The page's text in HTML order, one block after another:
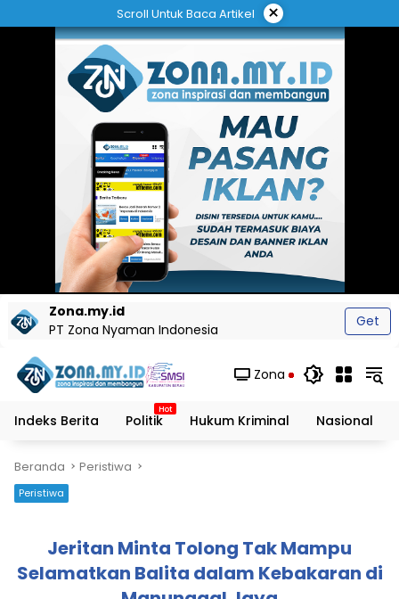
ke
Scroll Untuk Baca Artikel ×
Zona.my.id
PT Zona Nyaman Indonesia
Get
Zona
Indeks Berita Politik Hukum Kriminal Nasional
Beranda Peristiwa
Peristiwa
Jeritan Minta Tolong Tak Mampu
Selamatkan Balita dalam Kebakaran di